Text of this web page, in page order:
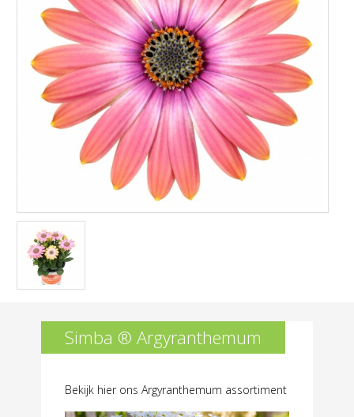
Simba ® Argyranthemum
Bekijk hier ons Argyranthemum assortiment